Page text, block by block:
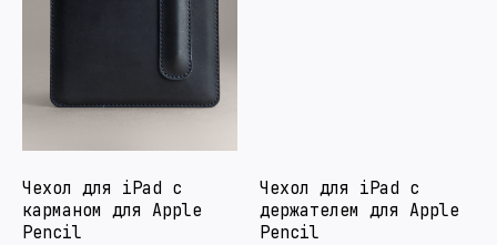
Чехол для iPad с
карманом для Apple
Pencil
Чехол для iPad с
держателем для Apple
Pencil